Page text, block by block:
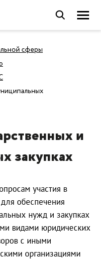
сферы
и
закупках
участия в
для обеспечения
нужд и закупках
видами юридических
с иными
организациями